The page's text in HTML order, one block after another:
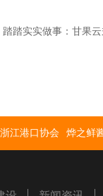
踏踏实实做事：甘果
浙江港口协会 烨之鲜